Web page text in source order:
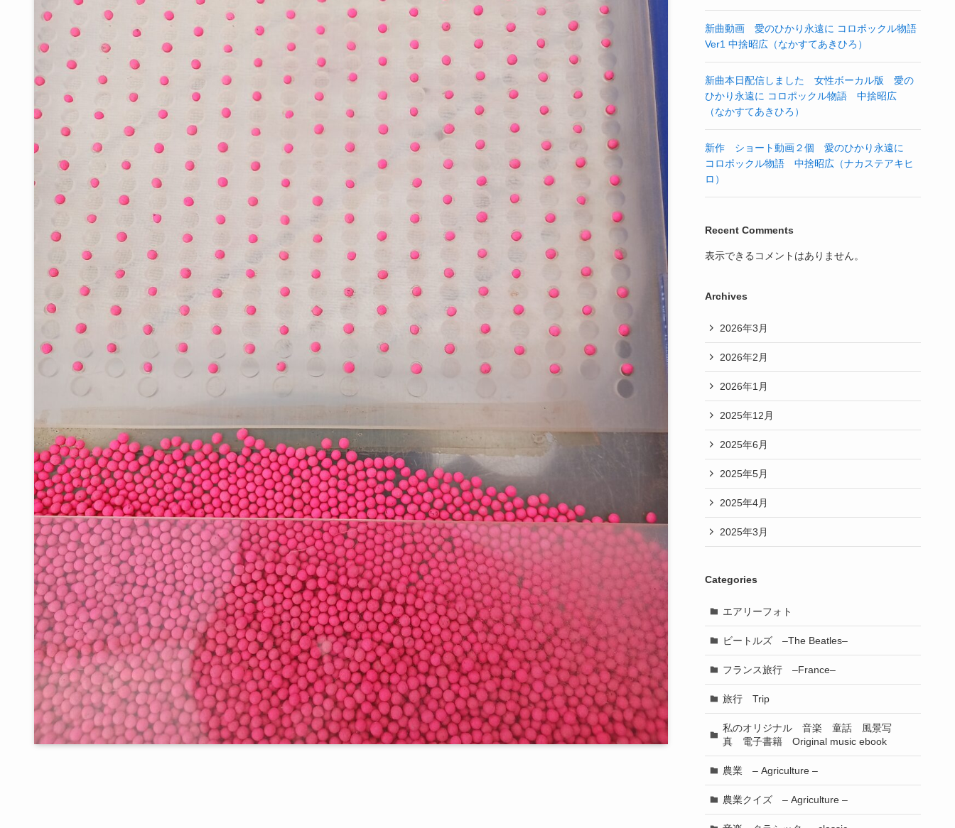
新曲動画 愛のひかり永遠に コロポックル物語
Ver1 中捨昭広（なかすてあきひろ）
新曲本日配信しました 女性ボーカル版 愛の
ひかり永遠に コロポックル物語 中捨昭広
（なかすてあきひろ）
新作 ショート動画２個 愛のひかり永遠に
コロポックル物語 中捨昭広（ナカステアキヒ
ロ）
Recent Comments
表示できるコメントはありません。
Archives
2026年3月
2026年2月
2026年1月
2025年12月
2025年6月
2025年5月
2025年4月
2025年3月
Categories
エアリーフォト
ビートルズ –The Beatles–
フランス旅行 –France–
旅行 Trip
私のオリジナル 音楽 童話 風景写
真 電子書籍 Original music ebook
農業 – Agriculture –
農業クイズ – Agriculture –